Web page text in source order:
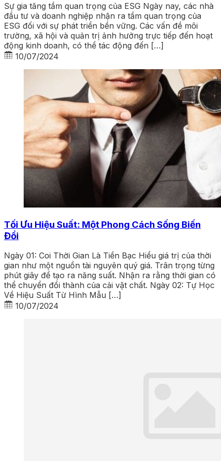
Sự gia tăng tầm quan trọng của ESG Ngày nay, các nhà
đầu tư và doanh nghiệp nhận ra tầm quan trọng của
ESG đối với sự phát triển bền vững. Các vấn đề môi
trường, xã hội và quản trị ảnh hưởng trực tiếp đến hoạt
động kinh doanh, có thể tác động đến […]
10/07/2024
Tối Ưu Hiệu Suất: Một Phong Cách Sống Biến
Đổi
Ngày 01: Coi Thời Gian Là Tiền Bạc Hiểu giá trị của thời
gian như một nguồn tài nguyên quý giá. Trân trọng từng
phút giây để tạo ra năng suất. Nhận ra rằng thời gian có
thể chuyển đổi thành của cải vật chất. Ngày 02: Tự Học
Về Hiệu Suất Từ Hình Mẫu […]
10/07/2024